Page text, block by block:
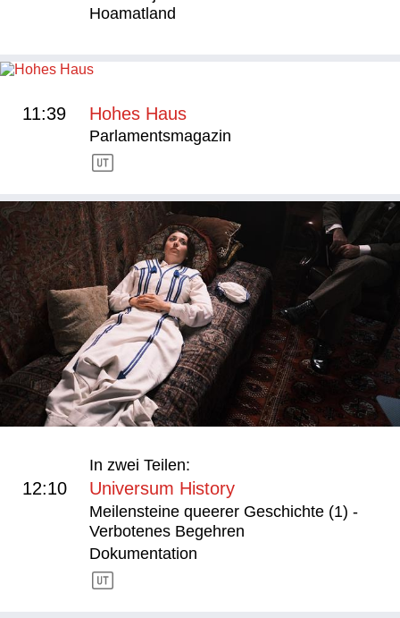
Hoamatland
11:39 Hohes Haus
Parlamentsmagazin
In zwei Teilen:
12:10 Universum History
Meilensteine queerer Geschichte (1) -
Verbotenes Begehren
Dokumentation